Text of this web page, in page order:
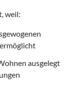
weil:
ausgelegt